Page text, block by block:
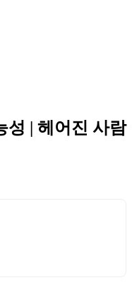
성 | 헤어진 사람